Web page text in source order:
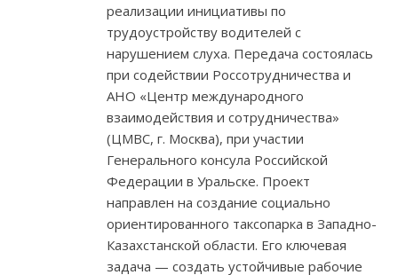
реализации инициативы по
трудоустройству водителей с
нарушением слуха. Передача состоялась
при содействии Россотрудничества и
АНО «Центр международного
взаимодействия и сотрудничества»
(ЦМВС, г. Москва), при участии
Генерального консула Российской
Федерации в Уральске. Проект
направлен на создание социально
ориентированного таксопарка в Западно-
Казахстанской области. Его ключевая
задача — создать устойчивые рабочие